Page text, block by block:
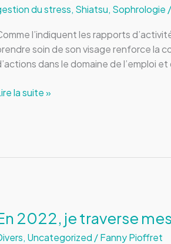
du stress, Shiatsu, Sophrologie /
l’indiquent les rapports
soin de son visage renforce la
dans le domaine de l’emploi
la suite »
2022, je traverse
, Uncategorized /Fanny Pioffret